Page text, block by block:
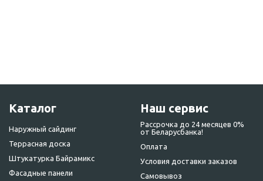
Каталог
Наружный сайдинг
Террасная доска
Штукатурка Байрамикс
Фасадные панели
Наш сервис
Рассрочка до 24 месяцев 0%
от Беларусбанка!
Оплата
Условия доставки заказов
Самовывоз